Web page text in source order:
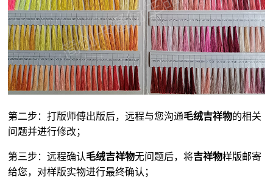
第二步：打版师傅出版后，远程与您沟通毛绒吉祥物的相关
问题并进行修改；
第三步：远程确认毛绒吉祥物无问题后，将吉祥物样版邮寄
给您，对样版实物进行最终确认；